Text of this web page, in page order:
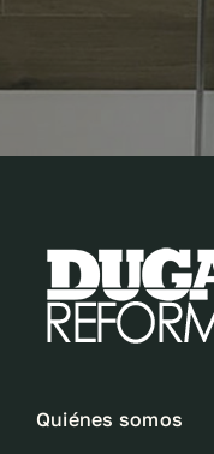
Quiénes somos